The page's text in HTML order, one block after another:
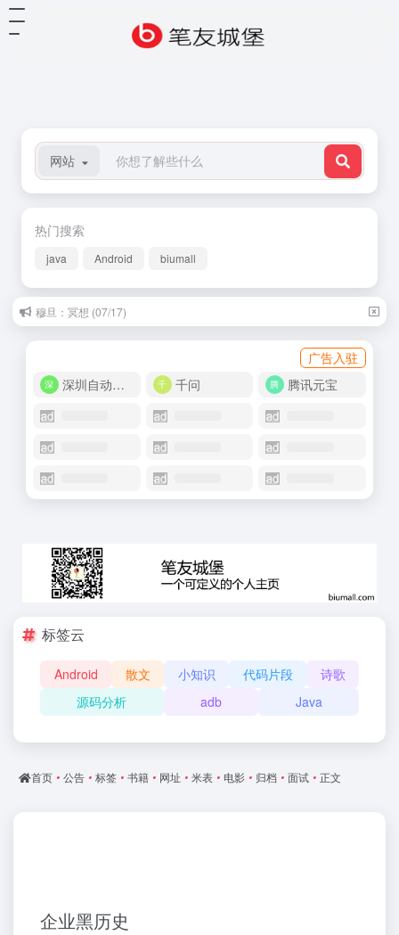
网站
热门搜索
java Android biumall
穆旦：冥想 (07/17)
广告入驻
深圳自动化商城
千问 腾讯元宝
标签云
Android 散文 小知识 代码片段
诗歌
源码分析
adb Java
首页 • 公告 • 标签 • 书籍 • 网址 • 米表 • 电影 • 归档 • 面试 • 正文
企业黑历史